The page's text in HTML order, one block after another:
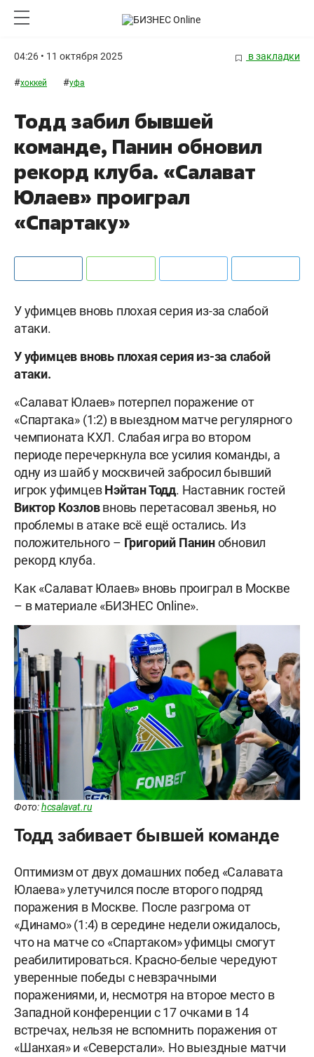
04:26 • 11 октября 2025 в закладки
#хоккей #уфа
Тодд забил бывшей
команде, Панин обновил
рекорд клуба. «Салават
Юлаев» проиграл
«Спартаку»
У уфимцев вновь плохая серия из-за слабой
атаки.
У уфимцев вновь плохая серия из-за слабой
атаки.
«Салават Юлаев» потерпел поражение от
«Спартака» (1:2) в выездном матче регулярного
чемпионата КХЛ. Слабая игра во втором
периоде перечеркнула все усилия команды, а
одну из шайб у москвичей забросил бывший
игрок уфимцевНэйтан Тодд. Наставник гостей
Виктор Козловвновь перетасовал звенья, но
проблемы в атаке всё ещё остались. Из
положительного – Григорий Панинобновил
рекорд клуба.
Как «Салават Юлаев» вновь проиграл в Москве
– в материале «БИЗНЕС Online».
Фото:hcsalavat.ru
Тодд забивает бывшей команде
Оптимизм от двух домашних побед «Салавата
Юлаева» улетучился после второго подряд
поражения в Москве. После разгрома от
«Динамо» (1:4) в середине недели ожидалось,
что на матче со «Спартаком» уфимцы смогут
реабилитироваться. Красно-белые чередуют
уверенные победы с невзрачными
поражениями, и, несмотря на второе место в
Западной конференции с 17 очками в 14
встречах, нельзя не вспомнить поражения от
«Шанхая» и «Северстали». Но выездные матчи